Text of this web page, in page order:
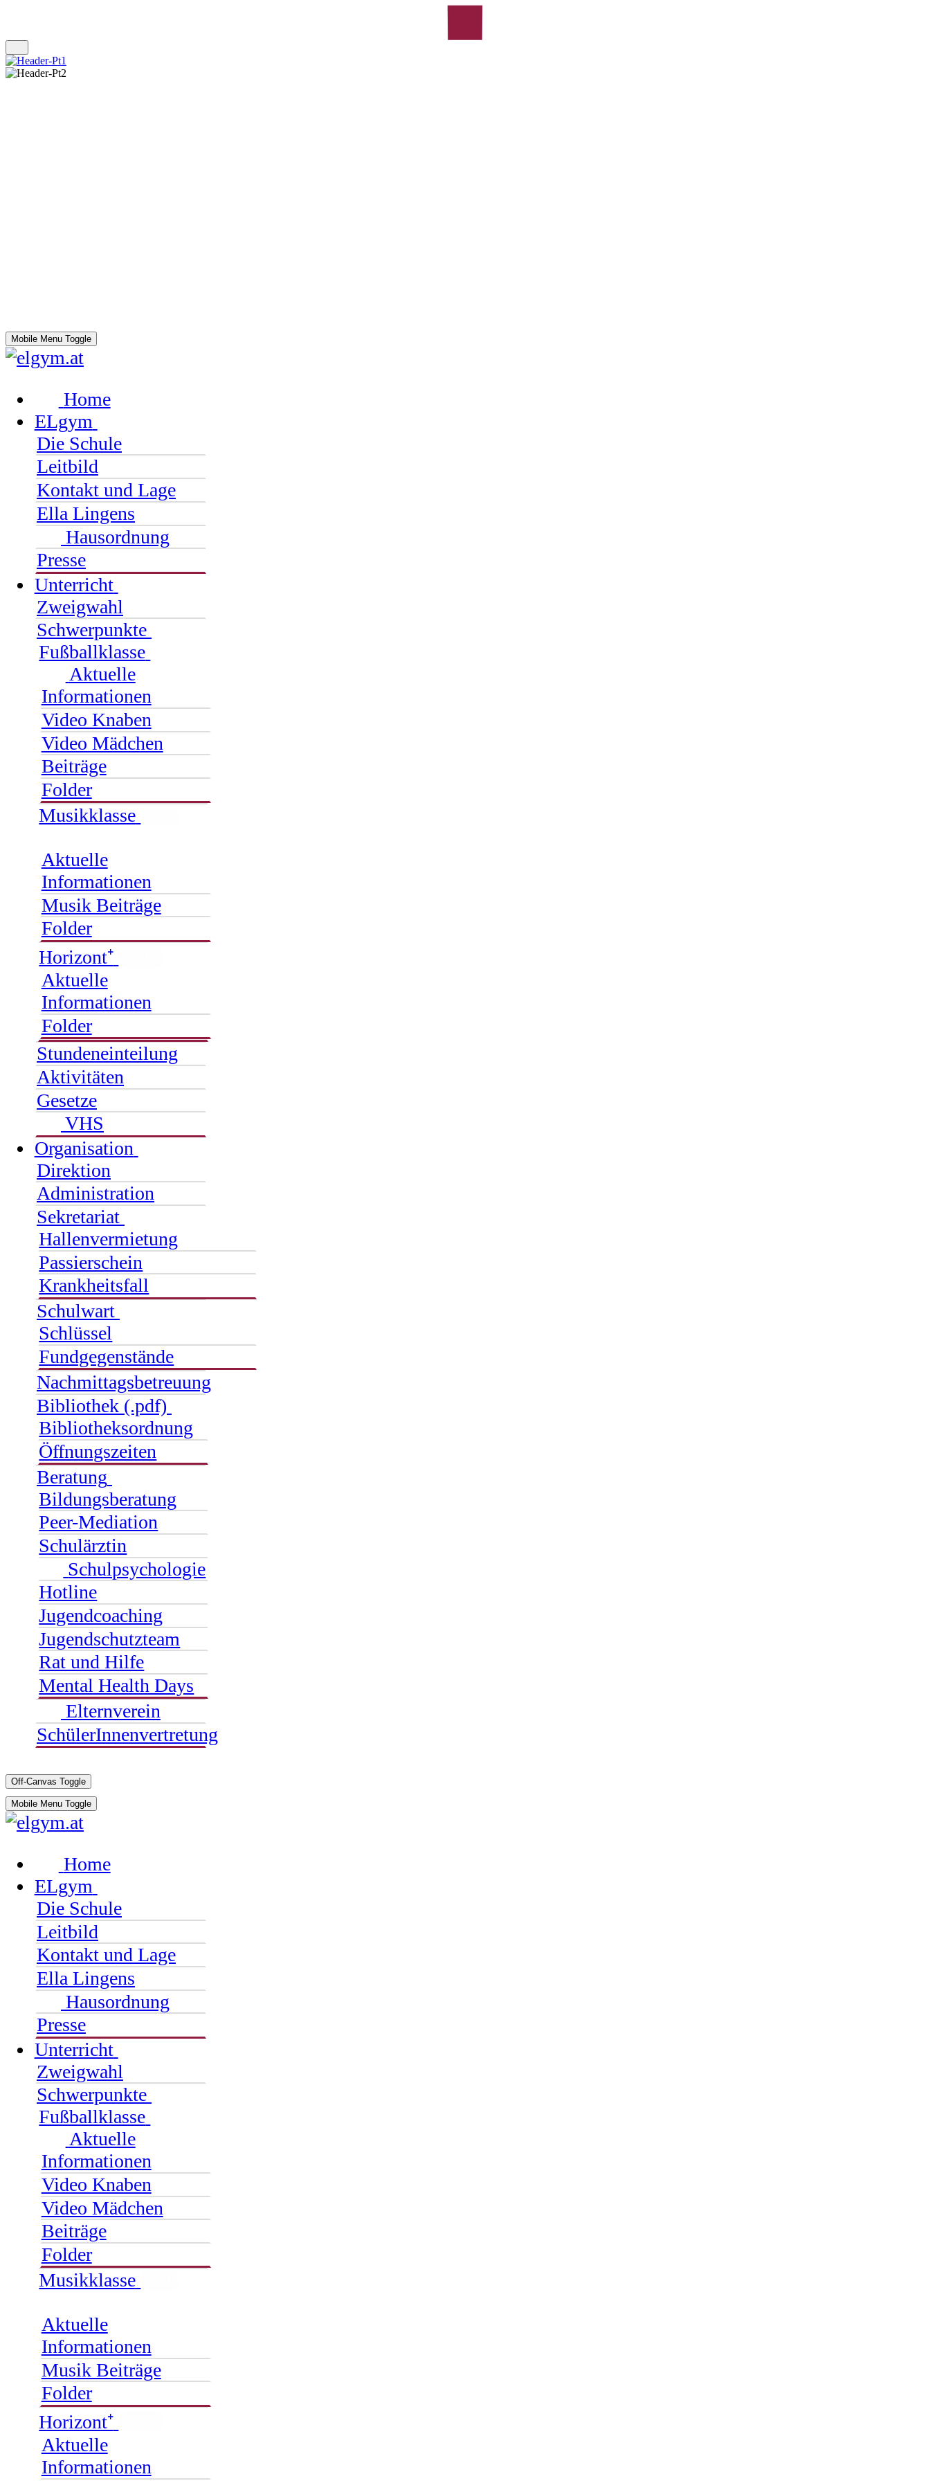
Mobile Menu Toggle
Home
ELgym
Die Schule
Leitbild
Kontakt und Lage
Ella Lingens
Hausordnung
Presse
Unterricht
Zweigwahl
Schwerpunkte
Fußballklasse
Aktuelle
Informationen
Video Knaben
Video Mädchen
Beiträge
Folder
Musikklasse
Aktuelle
Informationen
Musik Beiträge
Folder
Horizont⁺
Aktuelle
Informationen
Folder
Stundeneinteilung
Aktivitäten
Gesetze
VHS
Organisation
Direktion
Administration
Sekretariat
Hallenvermietung
Passierschein
Krankheitsfall
Schulwart
Schlüssel
Fundgegenstände
Nachmittagsbetreuung
Bibliothek (.pdf)
Bibliotheksordnung
Öffnungszeiten
Beratung
Bildungsberatung
Peer-Mediation
Schulärztin
Schulpsychologie
Hotline
Jugendcoaching
Jugendschutzteam
Rat und Hilfe
Mental Health Days
Elternverein
SchülerInnenvertretung
Off-Canvas Toggle
Mobile Menu Toggle
Home
ELgym
Die Schule
Leitbild
Kontakt und Lage
Ella Lingens
Hausordnung
Presse
Unterricht
Zweigwahl
Schwerpunkte
Fußballklasse
Aktuelle
Informationen
Video Knaben
Video Mädchen
Beiträge
Folder
Musikklasse
Aktuelle
Informationen
Musik Beiträge
Folder
Horizont⁺
Aktuelle
Informationen